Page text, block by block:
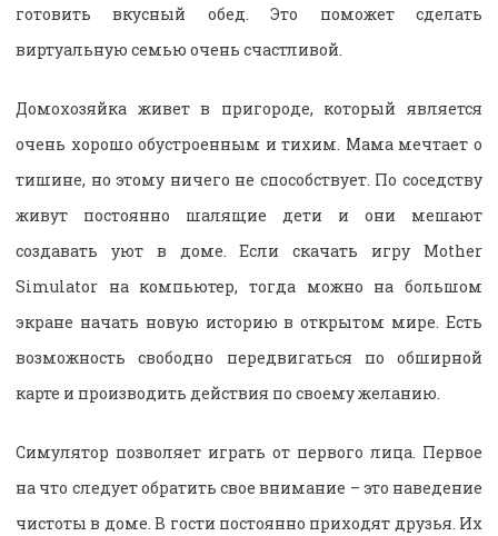
готовить вкусный обед. Это поможет сделать
виртуальную семью очень счастливой.
Домохозяйка живет в пригороде, который является
очень хорошо обустроенным и тихим. Мама мечтает о
тишине, но этому ничего не способствует. По соседству
живут постоянно шалящие дети и они мешают
создавать уют в доме. Если скачать игру Mother
Simulator на компьютер, тогда можно на большом
экране начать новую историю в открытом мире. Есть
возможность свободно передвигаться по обширной
карте и производить действия по своему желанию.
Симулятор позволяет играть от первого лица. Первое
на что следует обратить свое внимание – это наведение
чистоты в доме. В гости постоянно приходят друзья. Их